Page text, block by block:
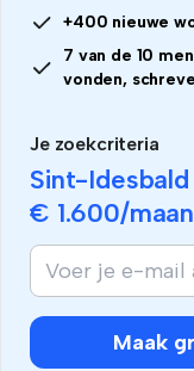
+400 nieuwe
7 van de 10
vonden,
Je zoekcriteria
Sint-Idesbald
€ 1.600/
Maak